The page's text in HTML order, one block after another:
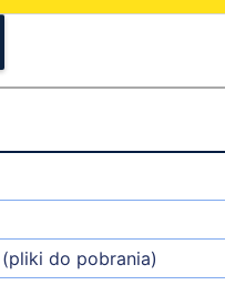
do pobrania)